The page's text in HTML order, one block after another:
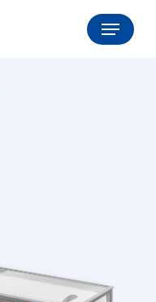
Menu